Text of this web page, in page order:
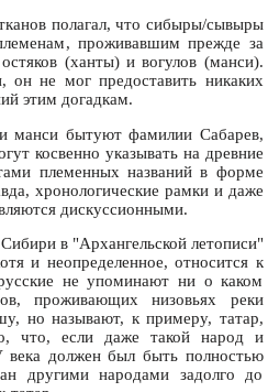
полагал, что сибыры/сывыры
проживавшим прежде за
(ханты) и вогулов (манси).
не мог предоставить никаких
этим догадкам.
манси бытуют фамилии Сабарев,
косвенно указывать на древние
племенных названий в форме
хронологические рамки и даже
дискуссионными.
в "Архангельской летописи"
и неопределенное, относится к
не упоминают ни о каком
проживающих низовьях реки
но называют, к примеру, татар,
что, если даже такой народ и
века должен был быть полностью
другими народами задолго до